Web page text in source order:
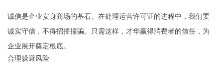
诚信是企业安身商场的基石。在处理运营许可证的进程中，我们要
诚实守信，不得招摇撞骗。只需这样，才华赢得消费者的信任，为
企业展开奠定根底。
合理躲避风险